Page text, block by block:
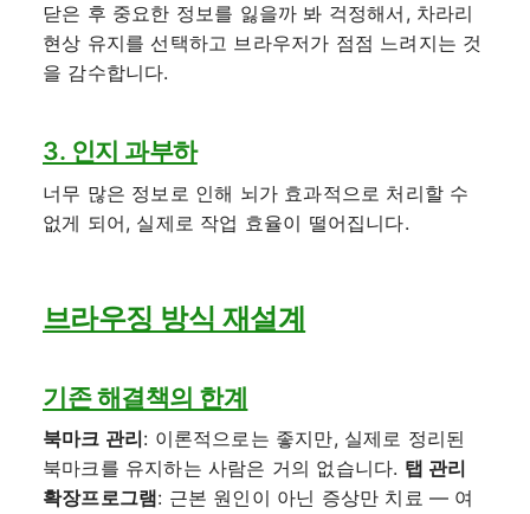
닫은 후 중요한 정보를 잃을까 봐 걱정해서, 차라리
현상 유지를 선택하고 브라우저가 점점 느려지는 것
을 감수합니다.
3. 인지 과부하
너무 많은 정보로 인해 뇌가 효과적으로 처리할 수
없게 되어, 실제로 작업 효율이 떨어집니다.
브라우징 방식 재설계
기존 해결책의 한계
북마크 관리: 이론적으로는 좋지만, 실제로 정리된
북마크를 유지하는 사람은 거의 없습니다. 탭 관리
확장프로그램: 근본 원인이 아닌 증상만 치료 — 여